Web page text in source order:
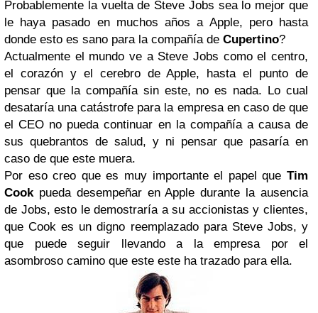
Probablemente la vuelta de Steve Jobs sea lo mejor que
le haya pasado en muchos años a Apple, pero hasta
donde esto es sano para la compañía de Cupertino?
Actualmente el mundo ve a Steve Jobs como el centro,
el corazón y el cerebro de Apple, hasta el punto de
pensar que la compañía sin este, no es nada. Lo cual
desataría una catástrofe para la empresa en caso de que
el CEO no pueda continuar en la compañía a causa de
sus quebrantos de salud, y ni pensar que pasaría en
caso de que este muera.
Por eso creo que es muy importante el papel que Tim
Cookpueda desempeñar en Apple durante la ausencia
de Jobs, esto le demostraría a su accionistas y clientes,
que Cook es un digno reemplazado para Steve Jobs, y
que puede seguir llevando a la empresa por el
asombroso camino que este este ha trazado para ella.